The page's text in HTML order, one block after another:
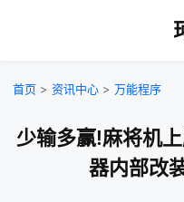
首页 > 资讯中心 > 万能程序
少输多赢!麻将机
器内部改